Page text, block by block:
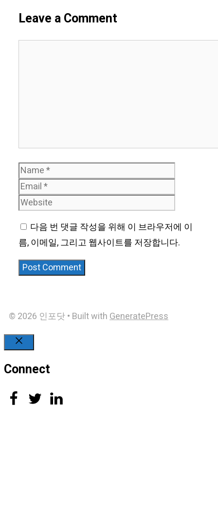
Leave a Comment
Name
다음 번 댓글 작성을 위해 이 브라우저에 이
름, 이메일, 그리고 웹사이트를 저장합니다.
© 2026 인포닷• Built withGeneratePress
Connect